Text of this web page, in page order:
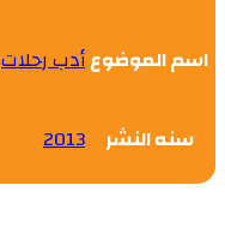
اسم الموضوعأدب رحلات
سنه النشر 2013